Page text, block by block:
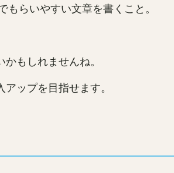
らいやすい文章を書くこと。
もしれませんね。
ップを目指せます。